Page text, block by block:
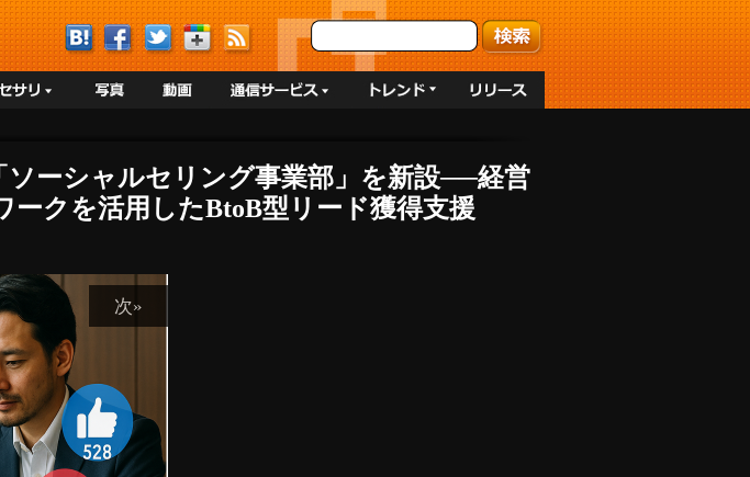
ーシャルセリング事業部」を新設──経営
ークを活用したBtoB型リード獲得支援
次»